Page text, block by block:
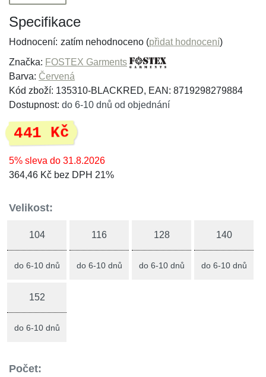
Specifikace
Hodnocení: zatím nehodnoceno (přidat hodnocení)
Značka: FOSTEX Garments
Barva: Červená
Kód zboží: 135310-BLACKRED, EAN: 8719298279884
Dostupnost: do 6-10 dnů od objednání
441 Kč
5% sleva do 31.8.2026
364,46 Kč bez DPH 21%
Velikost:
104
do 6-10 dnů
116
do 6-10 dnů
128
do 6-10 dnů
140
do 6-10 dnů
152
do 6-10 dnů
Počet: